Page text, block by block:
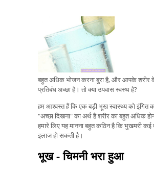
बहुत अधिक भोजन करना बुरा है, और आपके शरीर
प्रतिबंध अच्छा है। तो क्या उपवास स्वस्थ है?
हम आश्वस्त हैं कि एक बड़ी भूख स्वास्थ्य को इंगित
"अच्छा दिखना" का अर्थ है शरीर का बहुत अधिक
हमारे लिए यह मानना ​​बहुत कठिन है कि भुखमरी कई
इलाज हो सकती है।
भूख - चिमनी भरा हुआ